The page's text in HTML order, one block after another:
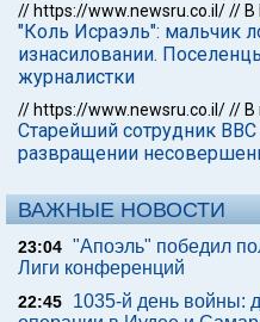
// https://www.newsru.co.il/// В
"Коль Исраэль": мальчик
изнасиловании.
журналистки
// https://www.newsru.co.il/// В
Старейший сотрудник
развращении
ВАЖНЫЕ НОВОСТИ
23:04 "Апоэль" победил
Лиги конференций
22:45
1035-й день войны: